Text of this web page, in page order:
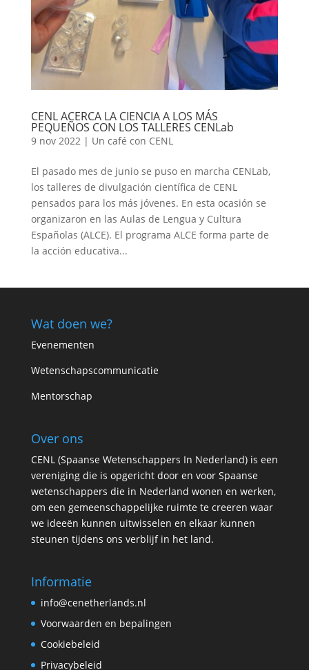
CENL ACERCA LA CIENCIA A LOS MÁS
PEQUEÑOS CON LOS TALLERES CENLab
9 nov 2022 | Un café con CENL
El pasado mes de junio se puso en marcha CENLab,
los talleres de divulgación científica de CENL
pensados para los más jóvenes. En esta ocasión se
organizaron en las Aulas de Lengua y Cultura
Españolas (ALCE). El programa ALCE forma parte de
la acción educativa...
Wat doen we?
Evenementen
Wetenschapscommunicatie
Mentorschap
Over ons
CENL (Spaanse Wetenschappers In Nederland) is een
vereniging die is opgericht door en voor Spaanse
wetenschappers die in Nederland wonen en werken,
om een gemeenschappelijke ruimte te creeren waar
we ideeën kunnen uitwisselen en elkaar kunnen
steunen tijdens ons verblijf in het land.
Informatie
info@cenetherlands.nl
Voorwaarden en bepalingen
Cookiebeleid
Privacybeleid